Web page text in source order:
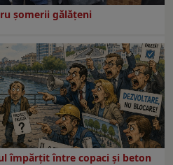
șomerii gălățeni
împărțit între copaci și beton